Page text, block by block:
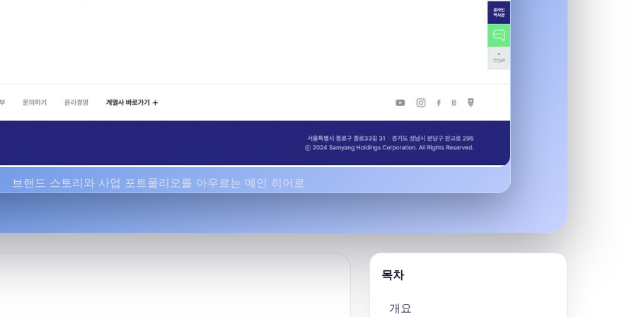
브랜드 스토리와 사업 포트폴리오를 아우르는 메인 히어로
목차
개요